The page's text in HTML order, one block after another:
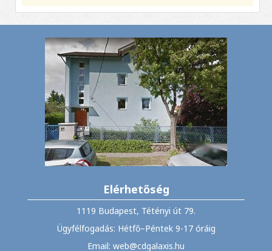
Elérhetőség
1119 Budapest, Tétényi út 79.
Ügyfélfogadás: Hétfő–Péntek 9-17 óráig
Email: web@cdgalaxis.hu